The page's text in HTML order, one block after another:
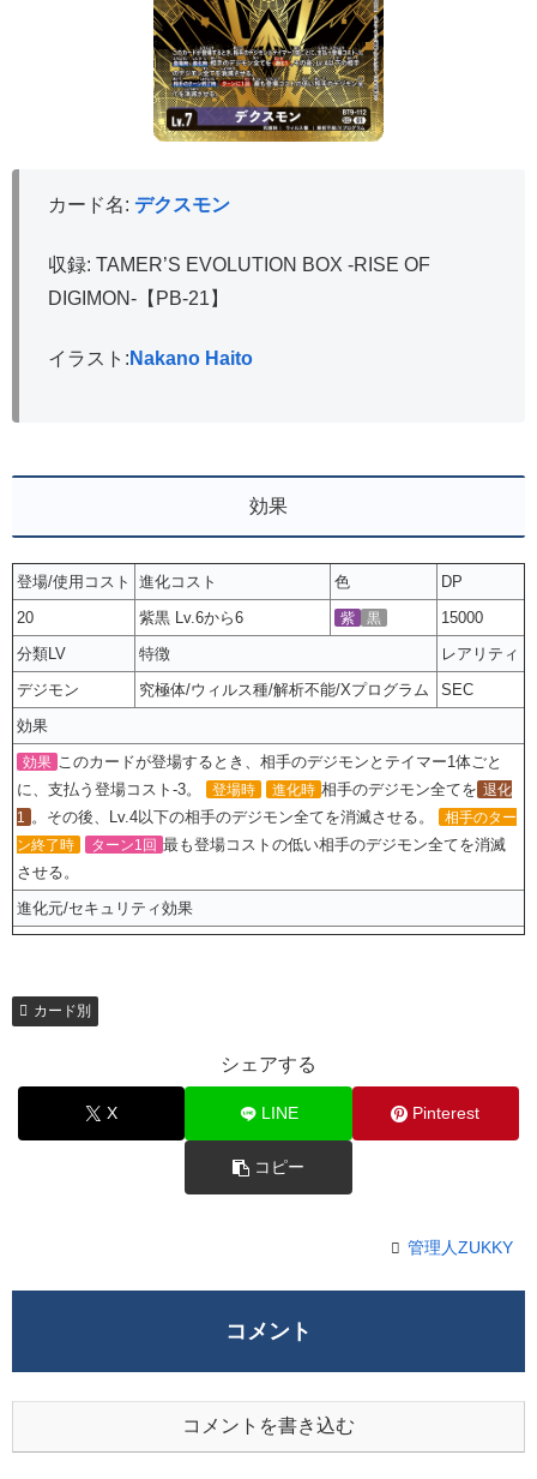
カード名: デクスモン
収録: TAMER’S EVOLUTION BOX -RISE OF
DIGIMON-【PB-21】
イラスト: Nakano Haito
効果
登場/使用コスト 進化コスト 色
DP
20
紫黒 Lv.6から6 紫 黒
15000
分類LV
特徴
レアリティ
デジモン
究極体/ウィルス種/解析不能/Xプログラム
SEC
効果
効果 このカードが登場するとき、相手のデジモンとテイマー1体ごと
に、支払う登場コスト-3。
登場時 進化時 相手のデジモン全てを 退化
1
。その後、Lv.4以下の相手のデジモン全てを消滅させる。
相手のター
ン終了時
ターン1回 最も登場コストの低い相手のデジモン全てを消滅
させる。
進化元/セキュリティ効果
カード別
シェアする
X LINE Pinterest
コピー
管理人ZUKKY
コメント
コメントを書き込む